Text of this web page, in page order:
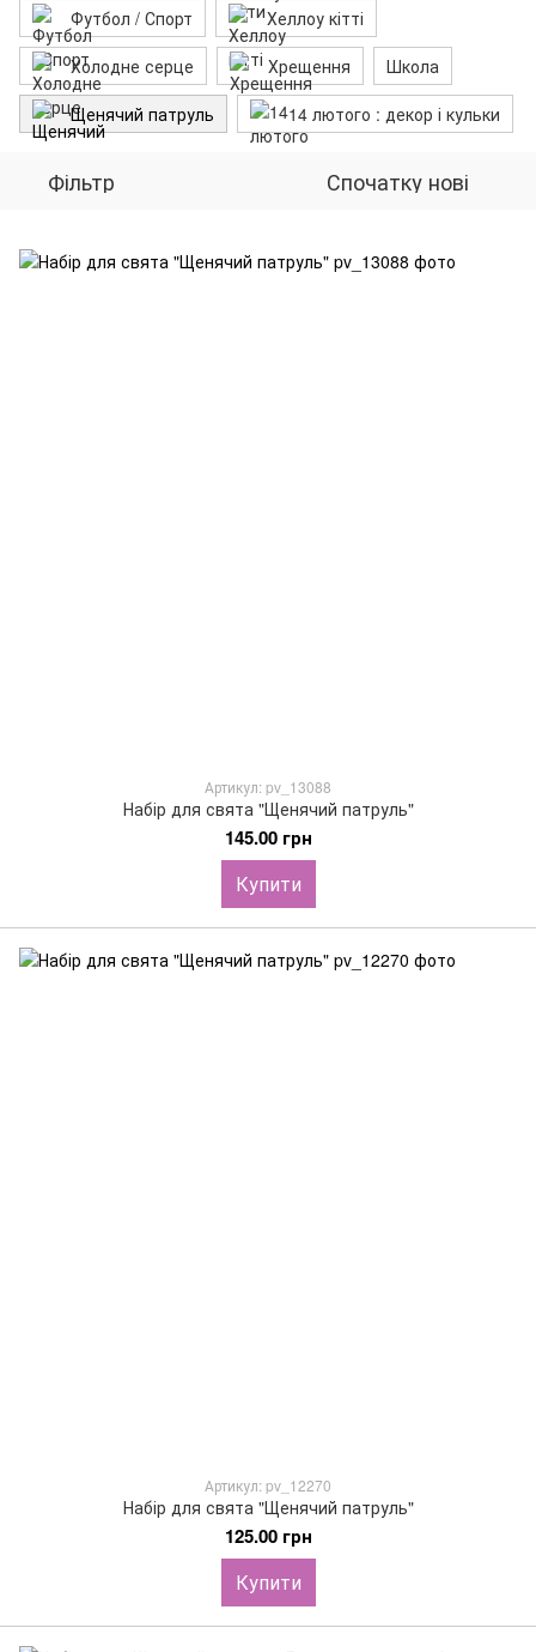
Футбол / Спорт
Хеллоу кітті
Холодне серце
Хрещення
Школа
Щенячий патруль
14 лютого : декор і кульки
Фільтр Спочатку нові
Артикул: pv_13088
Набір для свята "Щенячий патруль"
145.00 грн
Купити
Артикул: pv_12270
Набір для свята "Щенячий патруль"
125.00 грн
Купити